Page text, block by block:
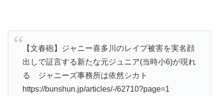
【文春砲】ジャニー喜多川のレイプ被害を実名顔
出しで証言する新たな元ジュニア(当時小6)が現れ
る ジャニーズ事務所は依然シカト
https://bunshun.jp/articles/-/62710?page=1